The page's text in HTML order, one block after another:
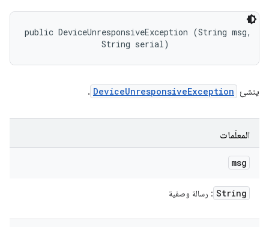
public DeviceUnresponsiveException (String msg,
                String serial)
ينشئ DeviceUnresponsiveException
.
المعلَمات
msg
String : رسالة وصفية